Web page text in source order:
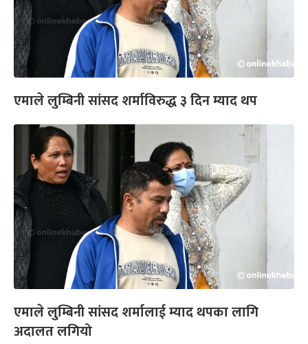
एमाले लुम्बिनी सांसद शर्माविरुद्ध ३ दिन म्याद थप
एमाले लुम्बिनी सांसद शर्मालाई म्याद थपका लागि
अदालत लगियो